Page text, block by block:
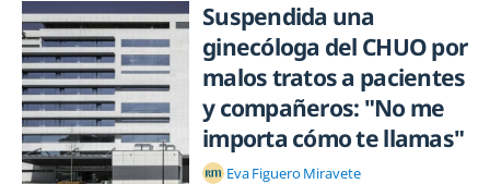
Suspendida una
ginecóloga del CHUO por
malos tratos a pacientes
y compañeros: "No me
importa cómo te llamas"
Eva Figuero Miravete